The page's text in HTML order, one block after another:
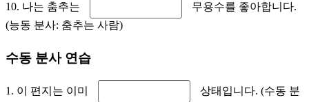
10. 나는 춤추는
무용수를 좋아합니다.
(능동 분사: 춤추는 사람)
수동 분사 연습
1. 이 편지는 이미
상태입니다. (수동 분